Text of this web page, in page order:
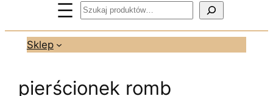
Szukaj
Sklep
pierścionek romb